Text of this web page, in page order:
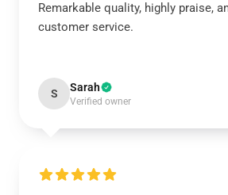
Remarkable quality, highly praise,
customer service.
S Sarah
Verified owner